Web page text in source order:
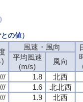
の値）
風速・風向
平均風速
(m/s)
風向
/// 1.8
北西
/// 1.6
北北西
/// 1.9
北西
風速・風向
平均風速
(m/s)
風向
/// 1.8
北西
/// 1.6
北北西
/// 1.9
北西
風速・風向
平均風速
(m/s)
風向
/// 1.8
北西
/// 1.6
北北西
/// 1.9
北西
風速・風向
平均風速
(m/s)
風向
/// 1.8
北西
/// 1.6
北北西
/// 1.9
北西